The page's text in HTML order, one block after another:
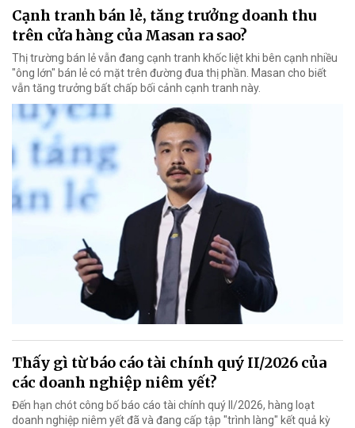
Cạnh tranh bán lẻ, tăng trưởng doanh thu
trên cửa hàng của Masan ra sao?
Thị trường bán lẻ vẫn đang cạnh tranh khốc liệt khi bên cạnh nhiều
"ông lớn" bán lẻ có mặt trên đường đua thị phần. Masan cho biết
vẫn tăng trưởng bất chấp bối cảnh cạnh tranh này.
Thấy gì từ báo cáo tài chính quý II/2026 của
các doanh nghiệp niêm yết?
Đến hạn chót công bố báo cáo tài chính quý II/2026, hàng loạt
doanh nghiệp niêm yết đã và đang cấp tập "trình làng" kết quả kỳ